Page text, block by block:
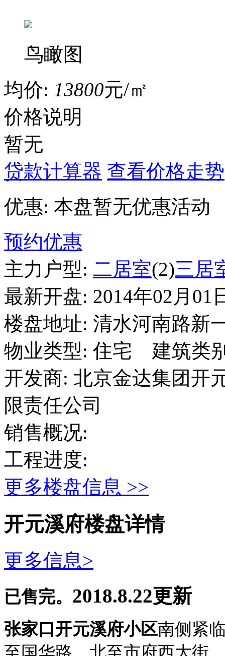
鸟瞰图
均价: 13800元/㎡
价格说明
暂无
贷款计算器 查看价格走势
优惠: 本盘暂无优惠活动
预约优惠
主力户型: 二居室(2)三居
最新开盘: 2014年02月01
楼盘地址: 清水河南路新
物业类型: 住宅
建筑类
开发商: 北京金达集团开
限责任公司
销售概况:
工程进度:
更多楼盘信息 >>
开元溪府楼盘详情
更多信息>
已售完。 2018.8.22更新
张家口开元溪府小区南侧紧